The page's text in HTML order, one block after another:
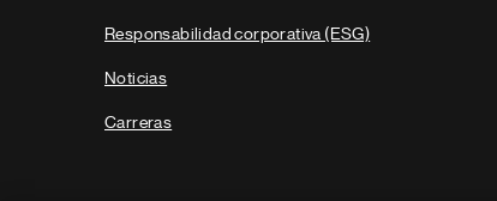
Responsabilidad corporativa (ESG)
Noticias
Carreras